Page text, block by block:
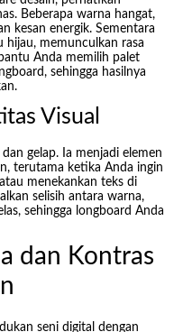
Beberapa warna hangat,
kesan energik. Sementara
hijau, memunculkan rasa
Anda memilih palet
sehingga hasilnya
Visual
gelap. Ia menjadi elemen
terutama ketika Anda ingin
menekankan teks di
selisih antara warna,
sehingga longboard Anda
dan Kontras
seni digital dengan